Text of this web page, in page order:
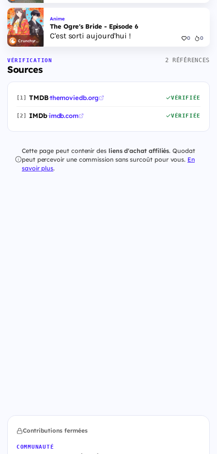
Crunchyroll
Anime
The Ogre's Bride - Episode 6
C'est sorti aujourd'hui ! 0 0
VÉRIFICATION
Sources
2 RÉFÉRENCES
[1] TMDB·themoviedb.org VÉRIFIÉE
[2] IMDb·imdb.com VÉRIFIÉE
Cette page peut contenir des liens d'achat affiliés. Quodat
peut percevoir une commission sans surcoût pour vous. En
savoir plus.
Contributions fermées
COMMUNAUTÉ